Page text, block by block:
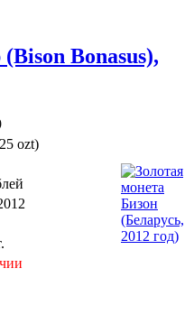
Bonasus),
ozt)